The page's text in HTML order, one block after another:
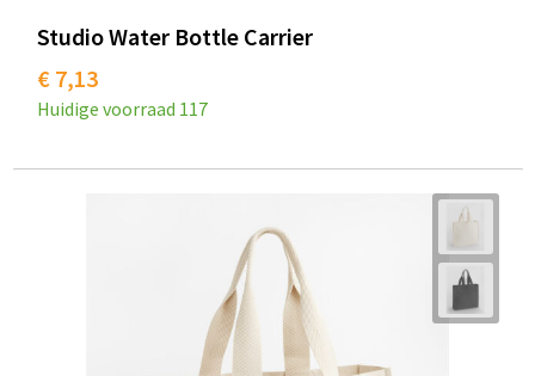
Studio Water Bottle Carrier
€ 7,13
Huidige voorraad 117